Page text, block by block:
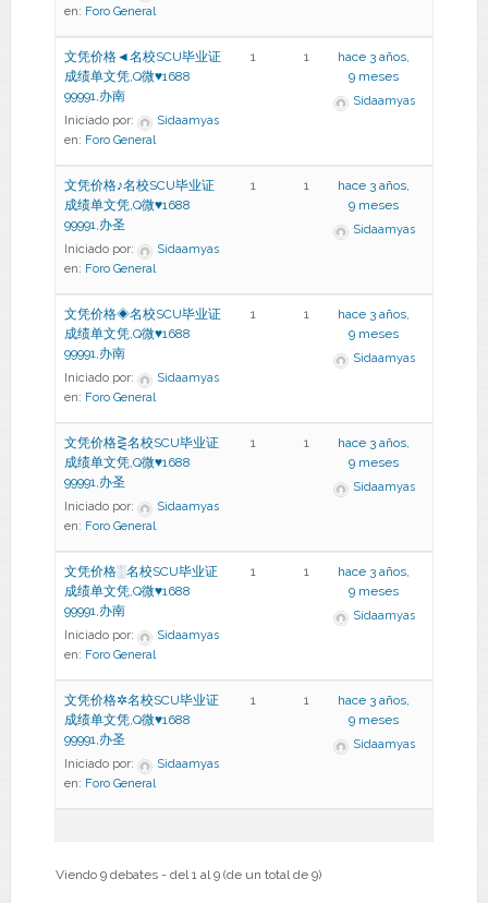
en: Foro General
文凭价格◄名校SCU毕业证
成绩单文凭,Q微♥1688
99991,办南
Iniciado por:
Sidaamyas
en: Foro General
1 1
hace 3 años,
9 meses
Sidaamyas
文凭价格♪名校SCU毕业证
成绩单文凭,Q微♥1688
99991,办圣
Iniciado por:
Sidaamyas
en: Foro General
1 1
hace 3 años,
9 meses
Sidaamyas
文凭价格◈名校SCU毕业证
成绩单文凭,Q微♥1688
99991,办南
Iniciado por:
Sidaamyas
en: Foro General
1 1
hace 3 años,
9 meses
Sidaamyas
文凭价格⋛名校SCU毕业证
成绩单文凭,Q微♥1688
99991,办圣
Iniciado por:
Sidaamyas
en: Foro General
1 1
hace 3 años,
9 meses
Sidaamyas
文凭价格░名校SCU毕业证
成绩单文凭,Q微♥1688
99991,办南
Iniciado por:
Sidaamyas
en: Foro General
1 1
hace 3 años,
9 meses
Sidaamyas
文凭价格✲名校SCU毕业证
成绩单文凭,Q微♥1688
99991,办圣
Iniciado por:
Sidaamyas
en: Foro General
1 1
hace 3 años,
9 meses
Sidaamyas
Viendo 9 debates - del 1 al 9 (de un total de 9)